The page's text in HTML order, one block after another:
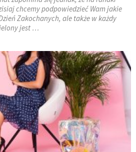
chcemy podpowiedzieć Wam jakie
Zakochanych, ale także w każdy
jest …